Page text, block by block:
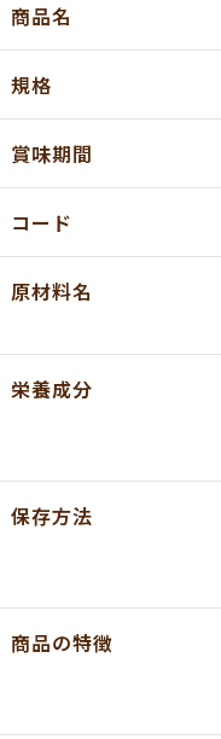
商品名
規格
賞味期間
コード
原材料名
栄養成分
保存方法
商品の特徴